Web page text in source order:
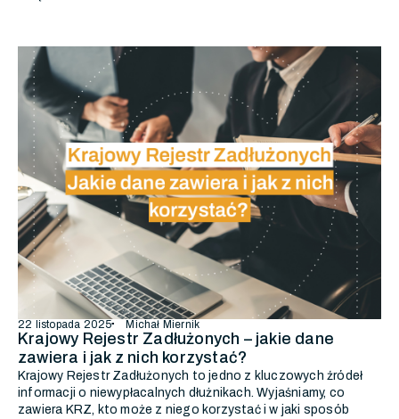
22 listopada 2025 Michał Miernik
Krajowy Rejestr Zadłużonych – jakie dane
zawiera i jak z nich korzystać?
Krajowy Rejestr Zadłużonych to jedno z kluczowych źródeł
informacji o niewypłacalnych dłużnikach. Wyjaśniamy, co
zawiera KRZ, kto może z niego korzystać i w jaki sposób